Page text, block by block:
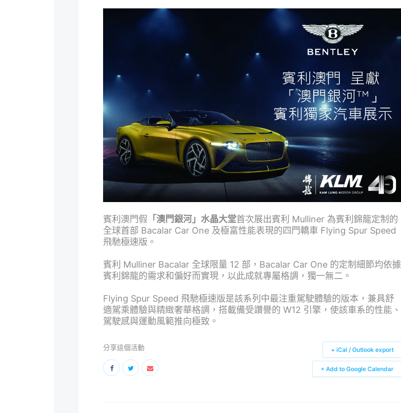
賓利澳門假 「澳門銀河」水晶大堂首次展出賓利 Mulliner 為賓利錦龍定制的
全球首部 Bacalar Car One 及極富性能表現的四門轎車 Flying Spur Speed
飛馳極速版。
賓利 Mulliner Bacalar 全球限量 12 部，Bacalar Car One 的定制細節均依據
賓利錦龍的需求和偏好而實現，以此成就專屬格調，獨一無二。
Flying Spur Speed 飛馳極速版是該系列中最注重駕駛體驗的版本，兼具舒
適駕乘體驗與精緻奢華格調，搭載備受讚譽的 W12 引擎，使該車系的性能、
駕駛感與運動風範推向極致。
分享這個活動
+ Add to Google Calendar
+ iCal / Outlook export